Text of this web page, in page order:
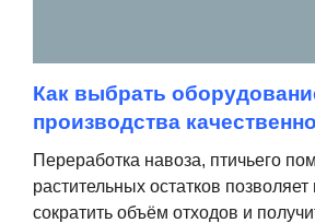
Как выбрать
производства
Переработка навоза, птичьего
растительных остатков
сократить объём отходов и